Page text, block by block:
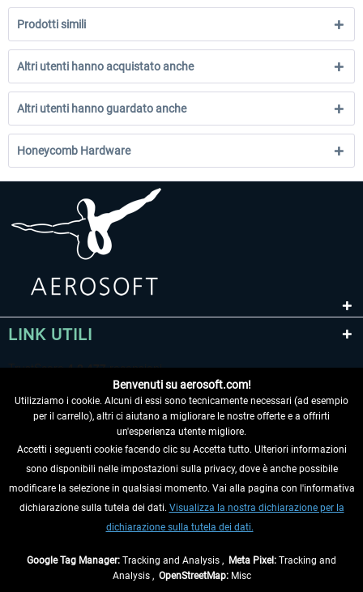
Prodotti simili
Altri utenti hanno acquistato anche
Altri utenti hanno guardato anche
Honeycomb Hardware
LINK UTILI
RECEDERE DAL CONTRATTO
INFORMAZIONI
Benvenuti su aerosoft.com!
Utilizziamo i cookie. Alcuni di essi sono tecnicamente necessari (ad esempio
per il carrello), altri ci aiutano a migliorare le nostre offerte e a offrirti
un'esperienza utente migliore.
Accetti i seguenti cookie facendo clic su Accetta tutto. Ulteriori informazioni
sono disponibili nelle impostazioni sulla privacy, dove è anche possibile
modificare la selezione in qualsiasi momento. Vai alla pagina con l'informativa
dichiarazione sulla tutela dei dati. Visualizza la nostra dichiarazione per la
dichiarazione sulla tutela dei dati.
Google Tag Manager: Tracking and Analysis , Meta Pixel: Tracking and
Analysis , OpenStreetMap:Misc